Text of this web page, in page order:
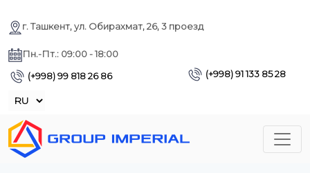
г. Ташкент, ул. Обирахмат, 26, 3 проезд
Пн.-Пт.: 09:00 - 18:00
(+998) 99 818 26 86
(+998) 91 133 85 28